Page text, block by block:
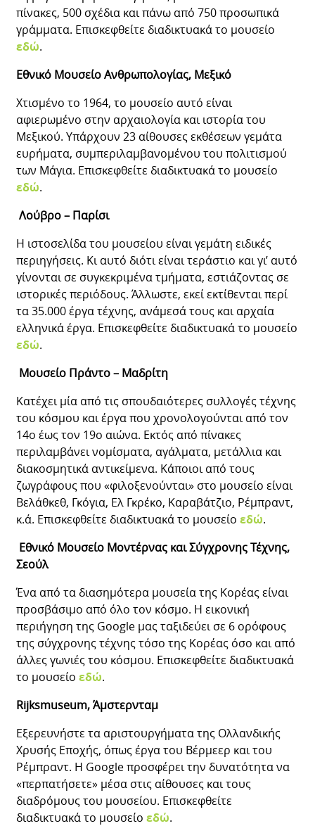
πίνακες, 500 σχέδια και πάνω από 750 προσωπικά
γράμματα. Επισκεφθείτε διαδικτυακά το μουσείο
εδώ.
Εθνικό Μουσείο Ανθρωπολογίας, Μεξικό
Χτισμένο το 1964, το μουσείο αυτό είναι
αφιερωμένο στην αρχαιολογία και ιστορία του
Μεξικού. Υπάρχουν 23 αίθουσες εκθέσεων γεμάτα
ευρήματα, συμπεριλαμβανομένου του πολιτισμού
των Μάγια. Επισκεφθείτε διαδικτυακά το μουσείο
εδώ.
Λούβρο – Παρίσι
Η ιστοσελίδα του μουσείου είναι γεμάτη ειδικές
περιηγήσεις. Κι αυτό διότι είναι τεράστιο και γι’ αυτό
γίνονται σε συγκεκριμένα τμήματα, εστιάζοντας σε
ιστορικές περιόδους. Άλλωστε, εκεί εκτίθενται περί
τα 35.000 έργα τέχνης, ανάμεσά τους και αρχαία
ελληνικά έργα. Επισκεφθείτε διαδικτυακά το μουσείο
εδώ.
Μουσείο Πράντο – Μαδρίτη
Κατέχει μία από τις σπουδαιότερες συλλογές τέχνης
του κόσμου και έργα που χρονολογούνται από τον
14ο έως τον 19ο αιώνα. Εκτός από πίνακες
περιλαμβάνει νομίσματα, αγάλματα, μετάλλια και
διακοσμητικά αντικείμενα. Κάποιοι από τους
ζωγράφους που «φιλοξενούνται» στο μουσείο είναι
Βελάθκεθ, Γκόγια, Ελ Γκρέκο, Καραβάτζιο, Ρέμπραντ,
κ.ά. Επισκεφθείτε διαδικτυακά το μουσείοεδώ.
Εθνικό Μουσείο Μοντέρνας και Σύγχρονης Τέχνης,
Σεούλ
Ένα από τα διασημότερα μουσεία της Κορέας είναι
προσβάσιμο από όλο τον κόσμο. Η εικονική
περιήγηση της Google μας ταξιδεύει σε 6 ορόφους
της σύγχρονης τέχνης τόσο της Κορέας όσο και από
άλλες γωνιές του κόσμου. Επισκεφθείτε διαδικτυακά
το μουσείοεδώ.
Rijksmuseum, Άμστερνταμ
Εξερευνήστε τα αριστουργήματα της Ολλανδικής
Χρυσής Εποχής, όπως έργα του Βέρμεερ και του
Ρέμπραντ. Η Google προσφέρει την δυνατότητα να
«περπατήσετε» μέσα στις αίθουσες και τους
διαδρόμους του μουσείου. Επισκεφθείτε
διαδικτυακά το μουσείοεδώ.